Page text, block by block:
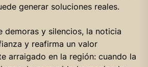
generar soluciones reales.
demoras y silencios, la noticia
y reafirma un valor
arraigado en la región: cuando la